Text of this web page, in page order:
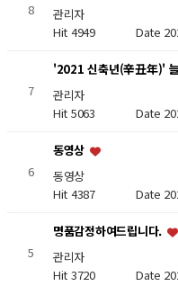
8
관리자
Hit 4949 Date
7
'2021 신축년(辛丑年)'
관리자
Hit 5063 Date
6
동영상
동영상
Hit 4387 Date
5
명품감정하여드립니다.
관리자
Hit 3720 Date